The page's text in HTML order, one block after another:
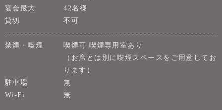
宴会最大
42名様
貸切
不可
禁煙・喫煙
喫煙可 喫煙専用室あり
（お席とは別に喫煙スペースをご用意してお
ります）
駐車場
無
Wi-Fi
無